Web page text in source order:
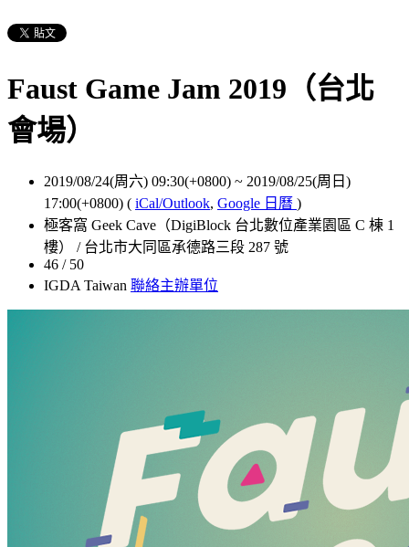
Faust Game Jam 2019（台北
會場）
2019/08/24(周六) 09:30(+0800) ~ 2019/08/25(周日)
17:00(+0800) ( iCal/Outlook, Google 日曆 )
極客窩 Geek Cave（DigiBlock 台北數位產業園區 C 棟 1
樓） / 台北市大同區承德路三段 287 號
46 / 50
IGDA Taiwan 聯絡主辦單位